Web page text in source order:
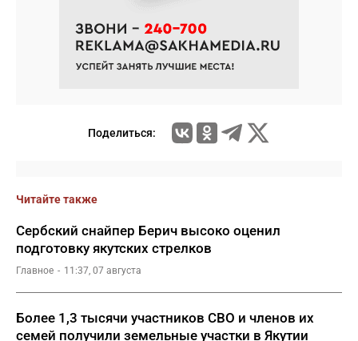
Поделиться:
Читайте также
Сербский снайпер Берич высоко оценил
подготовку якутских стрелков
Главное 11:37, 07 августа
Более 1,3 тысячи участников СВО и членов их
семей получили земельные участки в Якутии